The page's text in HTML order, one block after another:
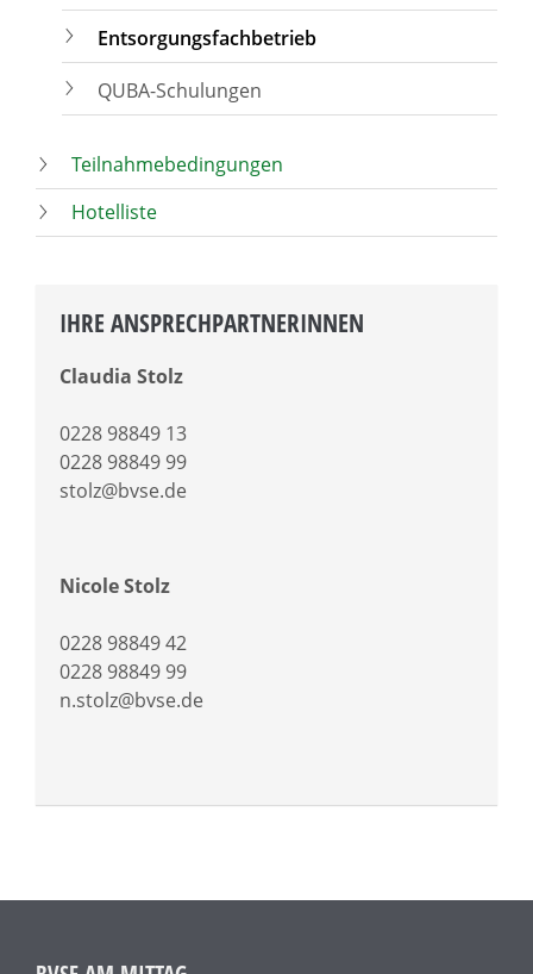
Entsorgungsfachbetrieb
QUBA-Schulungen
Teilnahmebedingungen
Hotelliste
IHRE ANSPRECHPARTNERINNEN
Claudia Stolz
0228 98849 13
0228 98849 99
stolz@bvse.de
Nicole Stolz
0228 98849 42
0228 98849 99
n.stolz@bvse.de